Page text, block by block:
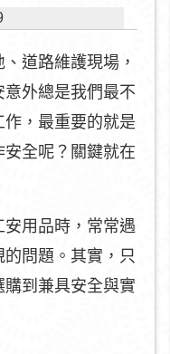
道路維護現場，
外總是我們最不
，最重要的就是
全呢？關鍵就在
用品時，常常遇
問題。其實，只
到兼具安全與實